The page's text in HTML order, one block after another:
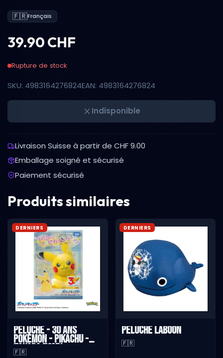
🇫🇷Français
39.90 CHF
Rupture de stock
SKU: 4983164276824EAN: 4983164276824
Indisponible
Livraison Suisse à partir de CHF 9.00
Emballage soigné et sécurisé
Paiement sécurisé
Produits similaires
DERNIERS
Peluche - 30 ans
Pokémon - Pikachu -
Takara Tomy
🇫🇷
DERNIERS
Peluche Laboon
🇫🇷